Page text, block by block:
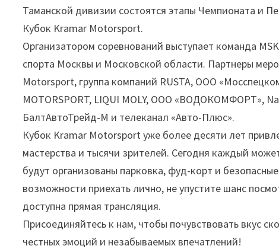
Таманской дивизии состоятся этапы Чемпионата и
Кубок Kramar Motorsport.
Организатором соревнований выступает команда
спорта Москвы и Московской области. Партнеры
Motorsport, группа компаний RUSTA, ООО
MOTORSPORT, LIQUI MOLY, ООО «ВОДОКОМФОРТ»,
БалтАвтоТрейд-М и телеканал «Авто-Плюс».
Кубок Kramar Motorsport уже более десяти лет
мастерства и тысячи зрителей. Сегодня каждый
будут организованы парковка, фуд-корт и
возможности приехать лично, не упустите шанс
доступна прямая трансляция.
Присоединяйтесь к нам, чтобы почувствовать вкус
честных эмоций и незабываемых впечатлений!